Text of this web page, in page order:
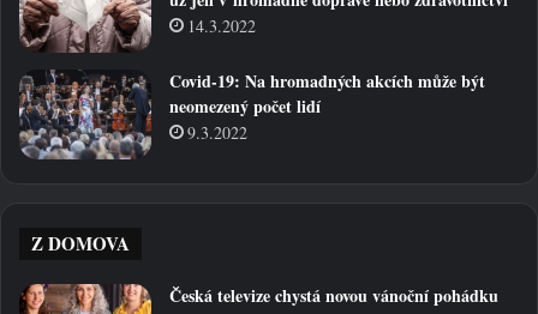
14.3.2022
Covid-19: Na hromadných akcích může být
neomezený počet lidí
9.3.2022
Z DOMOVA
Česká televize chystá novou vánoční pohádku